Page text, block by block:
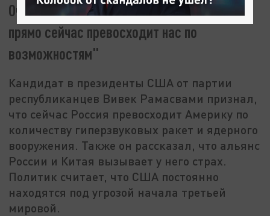
Очередное откровение из США: "Россия
прямо сейчас превосходит нас по
возможностям"
Кандидат в президенты США от партии
республиканцев Вивек Рамасвами признал,
что сейчас Россия превосходит Америку по
количеству гиперзвуковых ракет и ядерного
вооружения. Также он рассказал, что альянс
России и Китая вызывает у него страх.
Политик считает, что США постоянно
находятся под угрозой начала третьей
мировой.